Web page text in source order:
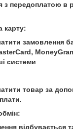
з передоплатою в
карту:
замовлення
системи
товар за
відбувається